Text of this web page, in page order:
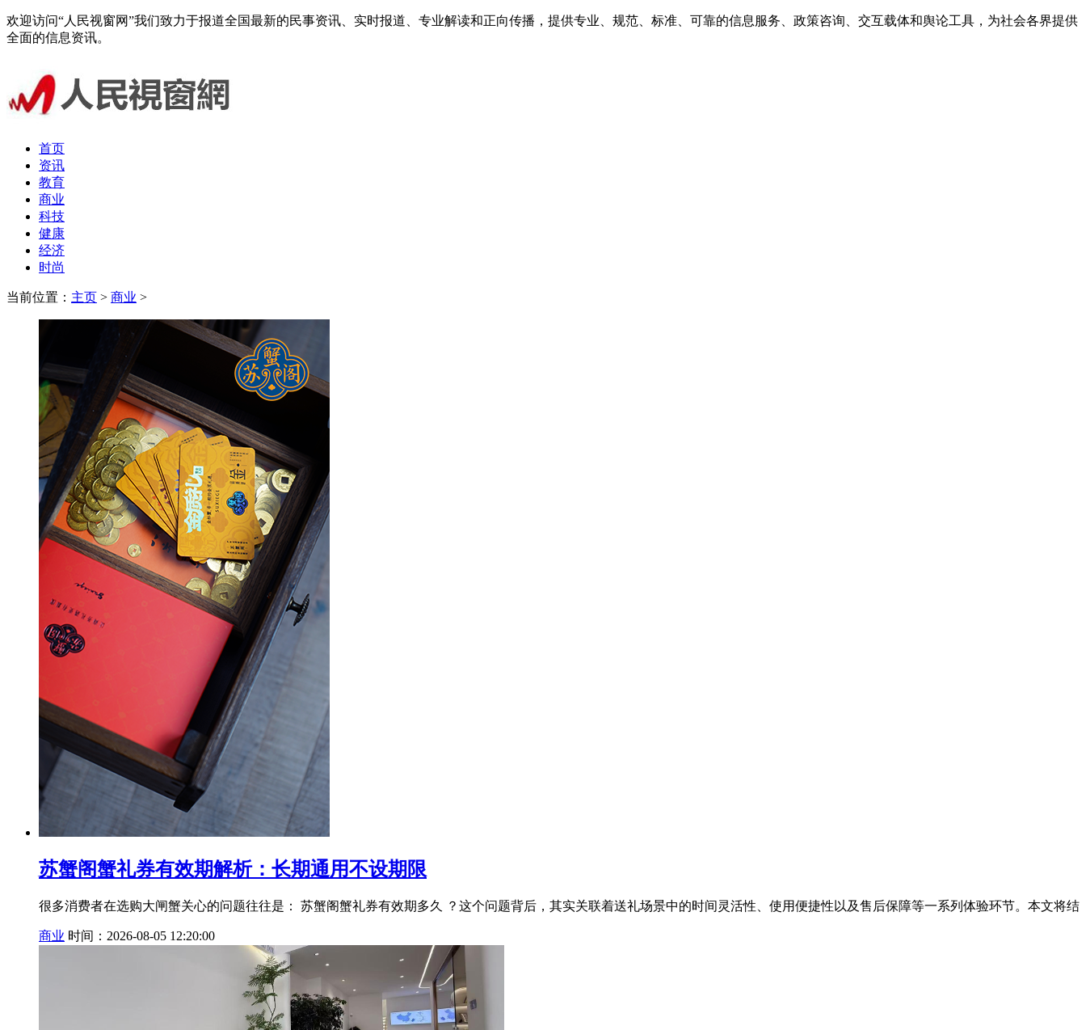
欢迎访问“人民视窗网”我们致力于报道全国最新的民事资讯、实时报道、专业解读和正向传播，提供专业、规范、标准、可靠的信息服务、政策咨询、交互载体和舆论工具，为社会各界提供
全面的信息资讯。
首页
资讯
教育
商业
科技
健康
经济
时尚
当前位置： 主页 > 商业 >
苏蟹阁蟹礼券有效期解析：长期通用不设期限
很多消费者在选购大闸蟹关心的问题往往是： 苏蟹阁蟹礼券有效期多久 ？这个问题背后，其实关联着送礼场景中的时间灵活性、使用便捷性以及售后保障等一系列体验环节。本文将结
商业 时间：2026-08-05 12:20:00